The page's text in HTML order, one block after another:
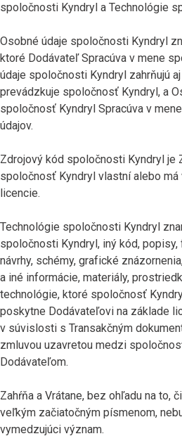
spoločnosti Kyndryl a Technológie
Osobné údaje spoločnosti Kyndryl
ktoré Dodávateľ Spracúva v mene
údaje spoločnosti Kyndryl zahrňujú
prevádzkuje spoločnosť Kyndryl, a
spoločnosť Kyndryl Spracúva v
údajov.
Zdrojový kód spoločnosti Kyndryl je
spoločnosť Kyndryl vlastní alebo má
licencie.
Technológie spoločnosti Kyndryl
spoločnosti Kyndryl, iný kód,
návrhy, schémy, grafické
a iné informácie, materiály,
technológie, ktoré spoločnosť
poskytne Dodávateľovi na základe
v súvislosti s Transakčným
zmluvou uzavretou medzi
Dodávateľom.
Zahŕňa a Vrátane, bez ohľadu na to,
veľkým začiatočným písmenom,
vymedzujúci význam.